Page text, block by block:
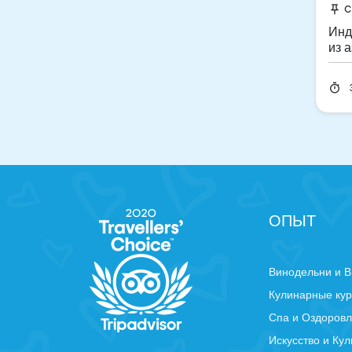
push_pin
из
timer
ОПЫТ
Винодельни и
Кулинарные
Спа и
Искусство и